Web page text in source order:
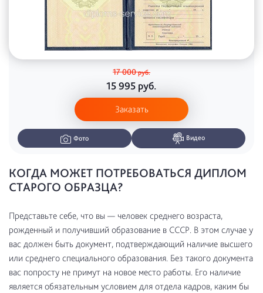
17 000руб.
15 995 руб.
Заказать
Фото Видео
КОГДА МОЖЕТ ПОТРЕБОВАТЬСЯ ДИПЛОМ
СТАРОГО ОБРАЗЦА?
Представьте себе, что вы — человек среднего возраста,
рожденный и получивший образование в СССР. В этом случае у
вас должен быть документ, подтверждающий наличие высшего
или среднего специального образования. Без такого документа
вас попросту не примут на новое место работы. Его наличие
является обязательным условием для отдела кадров, каким бы